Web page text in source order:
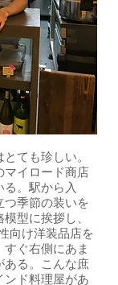
ても珍しい。
マイロード商店
る。駅から入
つ季節の装いを
型に挨拶し、
向け洋装品店を
ぐ右側にあま
ある。こんな庶
ンド料理屋があ